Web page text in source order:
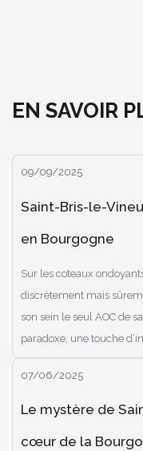
EN SAVOIR
09/09/2025
Saint-Bris-le-
en Bourgogne
Sur les coteaux
discrètement mais
son sein le seul AOC de
paradoxe, une touche
07/06/2025
Le mystère de
cœur de la